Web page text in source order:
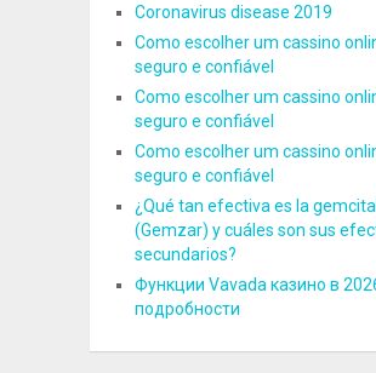
Coronavirus disease 2019
Como escolher um cassino
seguro e confiável
Como escolher um cassino
seguro e confiável
Como escolher um cassino
seguro e confiável
¿Qué tan efectiva es la
(Gemzar) y cuáles son sus
secundarios?
Функции Vavada казино в
подробности